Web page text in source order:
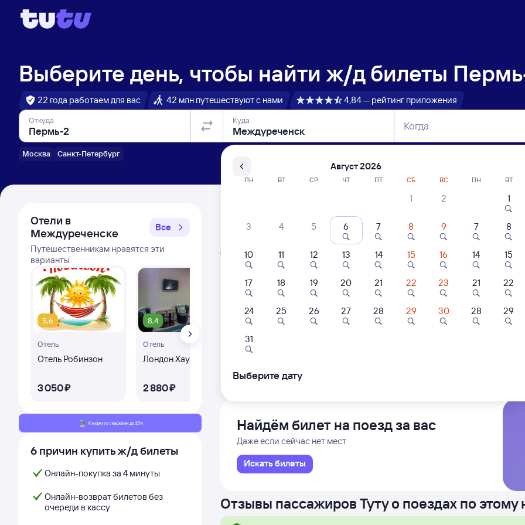
Выберите день, чтобы найти ж/д билеты
22 года работаем для вас 42 млн путешествуют с нами 4,84 — рейтинг приложения
Откуда
Москва Санкт-Петербург
Куда Когда
Отели в
Междуреченске
Все
Путешественникам нравятся эти
варианты
5,6
Отель
Отель Робинзон
3 ⁠050 ⁠₽
8,4
Отель
Лондон Хаус
2 ⁠880 ⁠₽
Отель
Отель 50 Лет
Комсомола 23 21
6 причин купить ж/д билеты
Онлайн-покупка за 4 минуты
Онлайн-возврат билетов без
очереди в кассу
Расписание поездов Пермь-2 —
Расписание поездов Междуреченск — Пермь-2
Открыта продажа билетов на 3 ноября. Отправление и прибытие по местному
078Ы Проходящий
Пермь-2
Пермь
из Москвы Ярославской
00:15 22:48
Дни следованияближайшие: 7, 9, 11 августа
Найдём билет на поезд за вас
Даже если сейчас нет мест
Искать билеты
Отзывы пассажиров Туту о поездах по
Август 2026
ПН ВТ СР ЧТ ПТ СБ ВС
1 2
3 4 5 6 7 8 9
10 11 12 13 14 15 16
17 18 19 20 21 22 23
24 25 26 27 28 29 30
31
ПН ВТ
1
7 8
14 15
21 22
28 29
Выберите дату